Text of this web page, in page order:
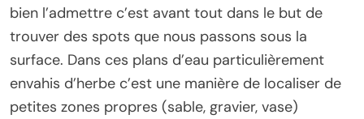
bien l’admettre c’est avant tout dans le but de
trouver des spots que nous passons sous la
surface. Dans ces plans d’eau particulièrement
envahis d’herbe c’est une manière de localiser de
petites zones propres (sable, gravier, vase)